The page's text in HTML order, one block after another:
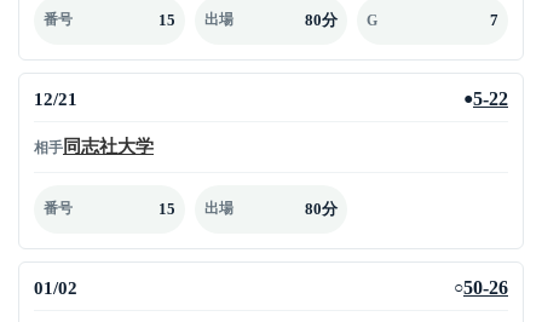
番号 15 出場 80分 G 7
12/21 ●5-22
相手 同志社大学
番号 15 出場 80分
01/02 ○50-26